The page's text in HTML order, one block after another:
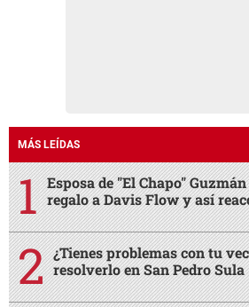
MÁS LEÍDAS
Esposa de "El Chapo"
regalo a Davis Flow y así
¿Tienes problemas con tu
resolverlo en San Pedro Sula